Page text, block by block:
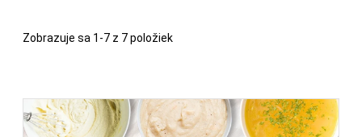
Zobrazuje sa 1-7 z 7 položiek